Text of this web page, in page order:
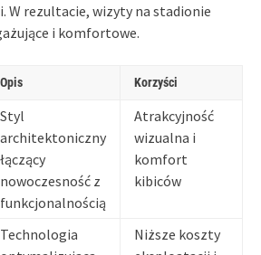
W rezultacie, wizyty na stadionie
i komfortowe.
Opis Korzyści
Styl
architektoniczny
łączący
nowoczesność z
funkcjonalnością
Atrakcyjność
wizualna i
komfort
kibiców
Technologia
Niższe koszty